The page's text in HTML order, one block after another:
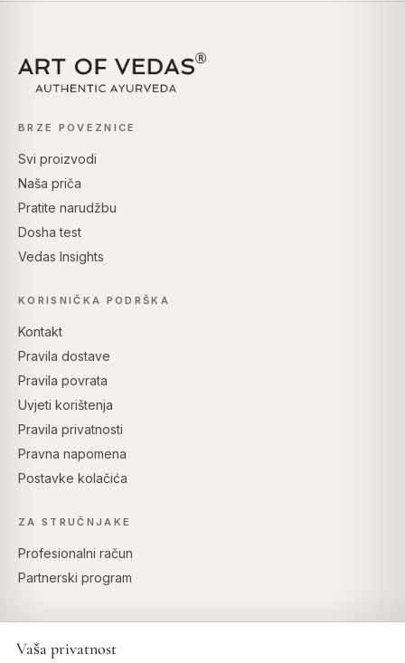
BRZE POVEZNICE
Svi proizvodi
Naša priča
Pratite narudžbu
Dosha test
Vedas Insights
KORISNIČKA PODRŠKA
Kontakt
Pravila dostave
Pravila povrata
Uvjeti korištenja
Pravila privatnosti
Pravna napomena
Postavke kolačića
ZA STRUČNJAKE
Profesionalni račun
Partnerski program
Vaša privatnost